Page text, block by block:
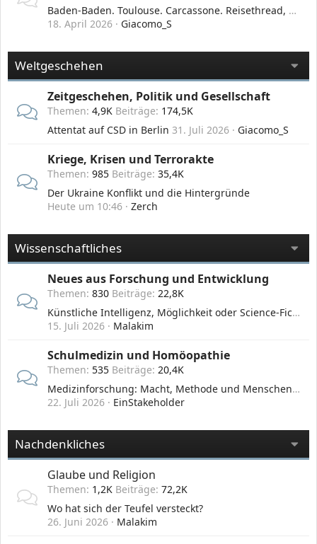
Baden-Baden. Toulouse. Carcassone. Reisethread, Glanz und Abglanz.
18. April 2026
Giacomo_S
Weltgeschehen
Zeitgeschehen, Politik und Gesellschaft
Themen 4,9K Beiträge 174,5K
Attentat auf CSD in Berlin 31. Juli 2026 Giacomo_S
Kriege, Krisen und Terrorakte
Themen 985 Beiträge 35,4K
Der Ukraine Konflikt und die Hintergründe
Heute um 10:46
Zerch
Wissenschaftliches
Neues aus Forschung und Entwicklung
Themen 830 Beiträge 22,8K
Künstliche Intelligenz, Möglichkeit oder Science-Fiction?
15. Juli 2026
Malakim
Schulmedizin und Homöopathie
Themen 535 Beiträge 20,4K
Medizinforschung: Macht, Methode und Menschenversuche der Pharma-Industrie
22. Juli 2026
EinStakeholder
Nachdenkliches
Glaube und Religion
Themen 1,2K Beiträge 72,2K
Wo hat sich der Teufel versteckt?
26. Juni 2026
Malakim